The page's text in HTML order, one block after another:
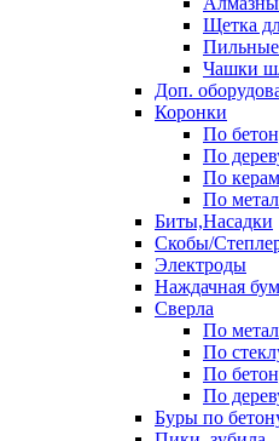
Щетка
Чашки
Доп.
Коронки
По
По
По
По
Биты,Насадки
Скобы/
Электроды
Наждачная
Сверла
По
По
По
По
Буры по